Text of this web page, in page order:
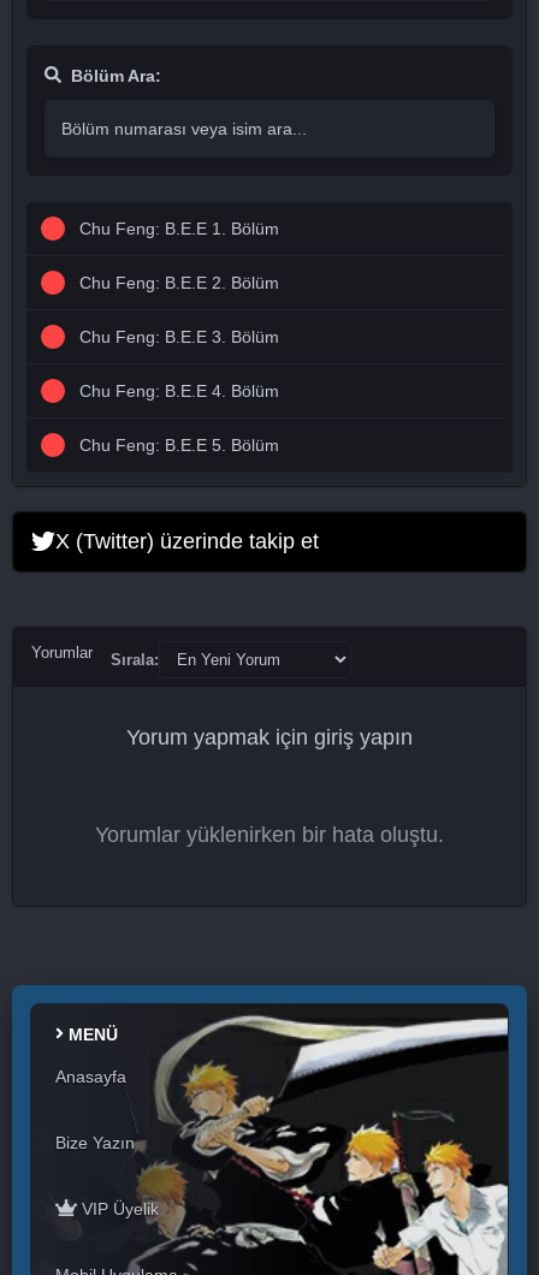
Bölüm Ara:
Chu Feng: B.E.E 1. Bölüm
Chu Feng: B.E.E 2. Bölüm
Chu Feng: B.E.E 3. Bölüm
Chu Feng: B.E.E 4. Bölüm
Chu Feng: B.E.E 5. Bölüm
X (Twitter) üzerinde takip et
Yorumlar Sırala:
Yorum yapmak için giriş yapın
Yorumlar yüklenirken bir hata oluştu.
MENÜ
Anasayfa
Bize Yazın
VIP Üyelik